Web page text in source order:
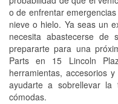
o de enfrentar
nieve o hielo. Ya seas un
necesita abastecerse de
prepararte para una
Parts en 15 Lincoln
herramientas, accesorios
ayudarte a sobrellevar la
cómodas.
Conoce más